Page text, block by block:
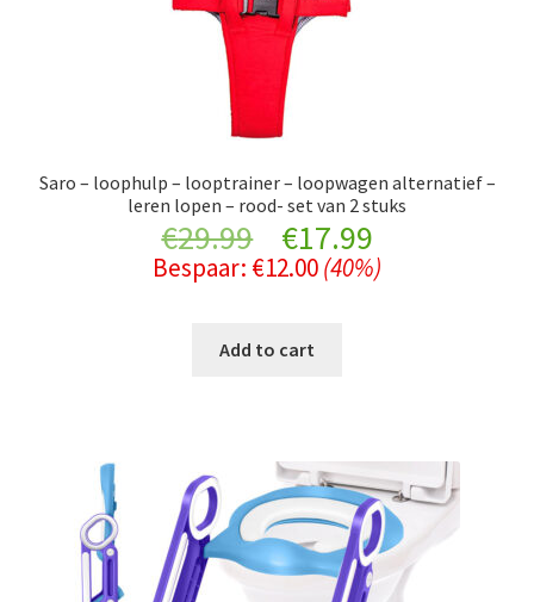
Saro – loophulp – looptrainer – loopwagen alternatief –
leren lopen – rood- set van 2 stuks
€29.99
Original
price
was:
€17.99Current
price
Bespaar: €12.00(40%)
Add to cart